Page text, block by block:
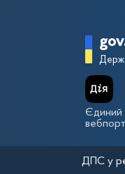
Єдиний
ДПС у